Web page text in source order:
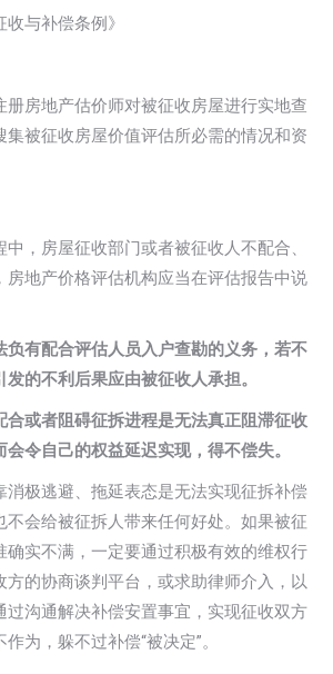
收与补偿条例》
册房地产估价师对被征收房屋进行实地查
集被征收房屋价值评估所必需的情况和资
，房屋征收部门或者被征收人不配合、
房地产价格评估机构应当在评估报告中说
负有配合评估人员入户查勘的义务，若不
的不利后果应由被征收人承担。
合或者阻碍征拆进程是无法真正阻滞征收
令自己的权益延迟实现，得不偿失。
消极逃避、拖延表态是无法实现征拆补偿
不会给被征拆人带来任何好处。如果被征
确实不满，一定要通过积极有效的维权行
方的协商谈判平台，或求助律师介入，以
过沟通解决补偿安置事宜，实现征收双方
为，躲不过补偿“被决定”。